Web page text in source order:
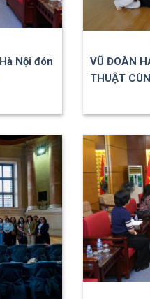
Nội đón
VŨ ĐOÀN
THUẬT